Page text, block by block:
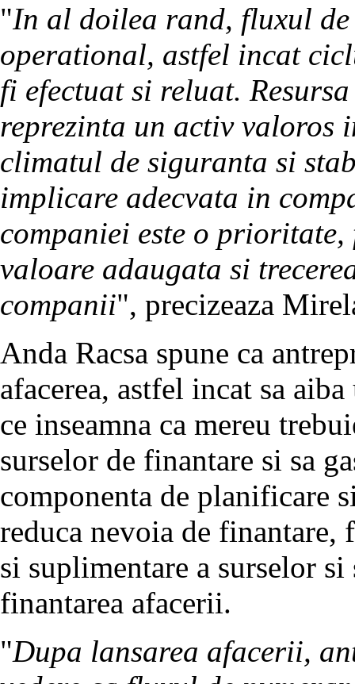
"In al doilea rand, fluxul
operational, astfel incat
fi efectuat si reluat.
reprezinta un activ valoros
climatul de siguranta si
implicare adecvata in
companiei este o
valoare adaugata si
companii", precizeaza
Anda Racsa spune ca
afacerea, astfel incat sa
ce inseamna ca mereu
surselor de finantare si sa
componenta de planificare
reduca nevoia de finantare,
si suplimentare a surselor
finantarea afacerii.
"Dupa lansarea afacerii,